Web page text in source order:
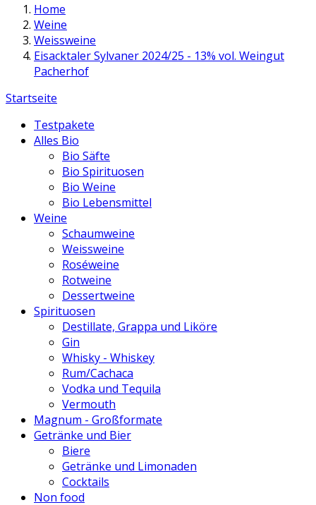
Home
Weine
Weissweine
Eisacktaler Sylvaner 2024/25 - 13% vol. Weingut
Pacherhof
Startseite
Testpakete
Alles Bio
Bio Säfte
Bio Spirituosen
Bio Weine
Bio Lebensmittel
Weine
Schaumweine
Weissweine
Roséweine
Rotweine
Dessertweine
Spirituosen
Destillate, Grappa und Liköre
Gin
Whisky - Whiskey
Rum/Cachaca
Vodka und Tequila
Vermouth
Magnum - Großformate
Getränke und Bier
Biere
Getränke und Limonaden
Cocktails
Non food